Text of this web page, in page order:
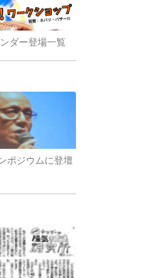
ダー登場一覧
ポジウムに登壇